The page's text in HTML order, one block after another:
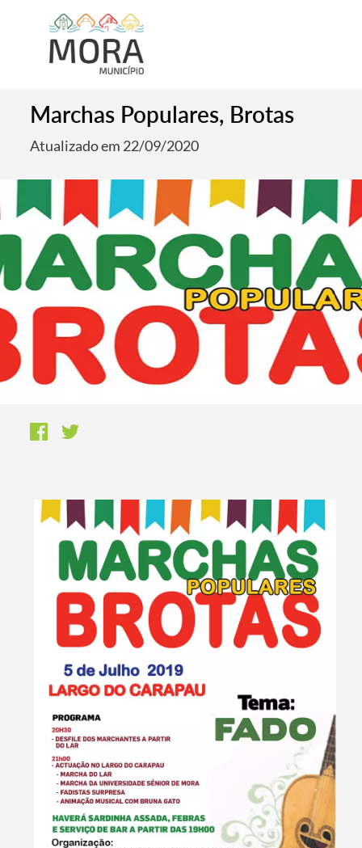
Marchas Populares, Brotas
Atualizado em 22/09/2020